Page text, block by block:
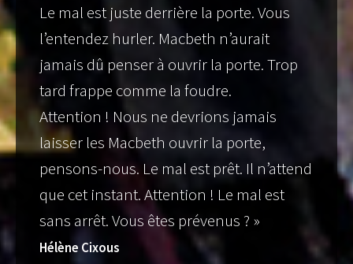
Le mal est juste derrière la porte. Vous
l’entendez hurler. Macbeth n’aurait
jamais dû penser à ouvrir la porte. Trop
tard frappe comme la foudre.
Attention ! Nous ne devrions jamais
laisser les Macbeth ouvrir la porte,
pensons-nous. Le mal est prêt. Il n’attend
que cet instant. Attention ! Le mal est
sans arrêt. Vous êtes prévenus ? »
Hélène Cixous